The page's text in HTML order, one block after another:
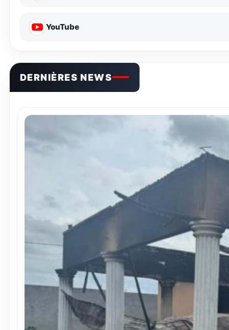
YouTube
DERNIÈRES NEWS